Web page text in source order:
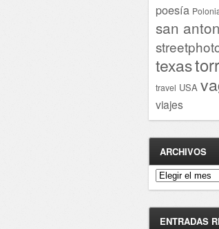
poesía
san
texas
travel USA
viajes
ARCHIVOS
Archivos
ENTRADAS